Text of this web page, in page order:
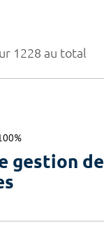
1228 au total
gestion